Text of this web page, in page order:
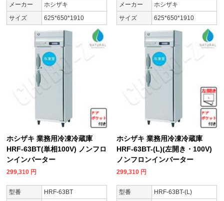
メーカー
ホシザキ
サイズ
625*650*1910
メーカー
ホシザキ
サイズ
625*650*1910
ホシザキ 業務用冷凍冷蔵庫
HRF-63BT(単相100V) ノンフロ
ンインバーター
299,310 円
型番
HRF-63BT
ホシザキ 業務用冷凍冷蔵庫
HRF-63BT-(L)(左開き・100V)
ノンフロンインバーター
299,310 円
型番
HRF-63BT-(L)